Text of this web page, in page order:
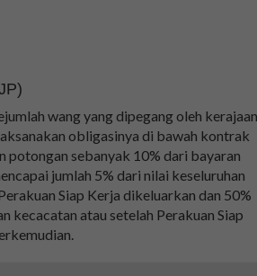
wang yang dipegang oleh kerajaan
obligasinya di bawah kontrak
sebanyak 10% dari bayaran
jumlah 5% dari nilai keseluruhan
Siap Kerja dikeluarkan dan 50%
kecacatan atau setelah Perakuan Siap